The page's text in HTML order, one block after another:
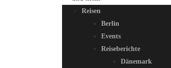
Reisen
Berlin
Events
Reiseberichte
Dänemark